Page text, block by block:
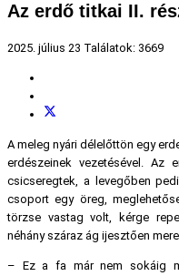
Az erdő titkai II.
2025. július 23 Találatok: 3669
A meleg nyári délelőttön egy
erdészeinek vezetésével. Az
csicseregtek, a levegőben
csoport egy öreg,
törzse vastag volt, kérge
néhány száraz ág ijesztően
– Ez a fa már nem sokáig